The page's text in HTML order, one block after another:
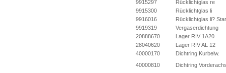
9915297
Rücklichtglas re
9915300
Rücklichtglas li
9916016
Rücklichtglas li?
9919319
Vergaserdichtung
20888670
Lager RIV 1A20
28040620
Lager RIV AL 12
40000170
Dichtring Kurbelw.
40000810
Dichtring